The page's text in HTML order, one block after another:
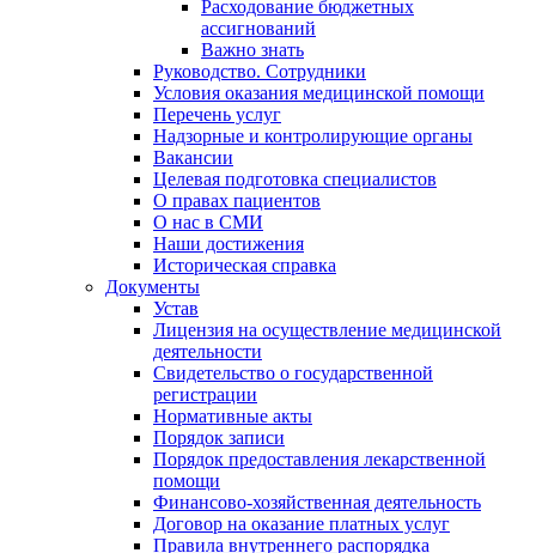
Расходование бюджетных
ассигнований
Важно знать
Руководство. Сотрудники
Условия оказания медицинской помощи
Перечень услуг
Надзорные и контролирующие органы
Вакансии
Целевая подготовка специалистов
О правах пациентов
О нас в СМИ
Наши достижения
Историческая справка
Документы
Устав
Лицензия на осуществление медицинской
деятельности
Свидетельство о государственной
регистрации
Нормативные акты
Порядок записи
Порядок предоставления лекарственной
помощи
Финансово-хозяйственная деятельность
Договор на оказание платных услуг
Правила внутреннего распорядка